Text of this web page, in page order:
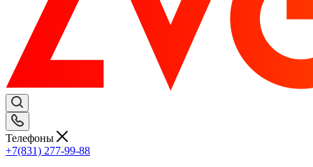
Телефоны
+7(831) 277-99-88